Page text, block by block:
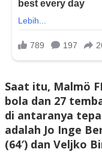
Saat itu, Malmö
bola dan 27
di antaranya
adalah Jo Inge
(64′) dan Veljko